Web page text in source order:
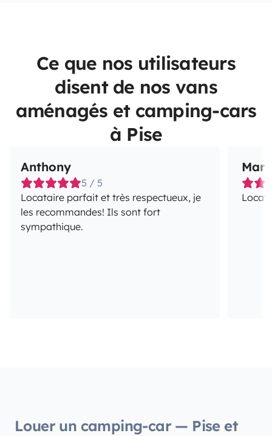
Ce que nos utilisateurs
disent de nos vans
aménagés et camping-cars
à Pise
Anthony
5 / 5
Locataire parfait et très respectueux, je
les recommandes! Ils sont fort
sympathique.
Mark
Louer un camping-car — Pise et